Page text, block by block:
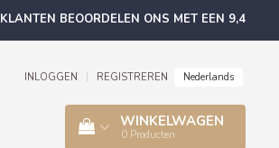
KLANTEN BEOORDELEN ONS MET EEN 9,4
INLOGGEN REGISTREREN Nederlands
WINKELWAGEN
0 Producten